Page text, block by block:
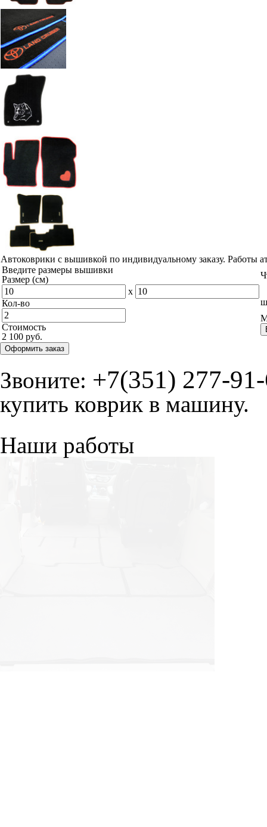
Автоковрики с вышивкой по индивидуальному заказу. Работы
Введите размеры вышивки
Размер (см)
x
Кол-во
Стоимость
2 100 руб.
Оформить заказ
Звоните: +7(351) 277-
купить коврик в машину.
Наши работы